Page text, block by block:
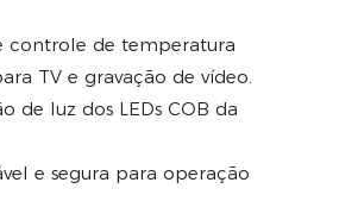
controle de temperatura
TV e gravação de vídeo.
de luz dos LEDs COB da
e segura para operação